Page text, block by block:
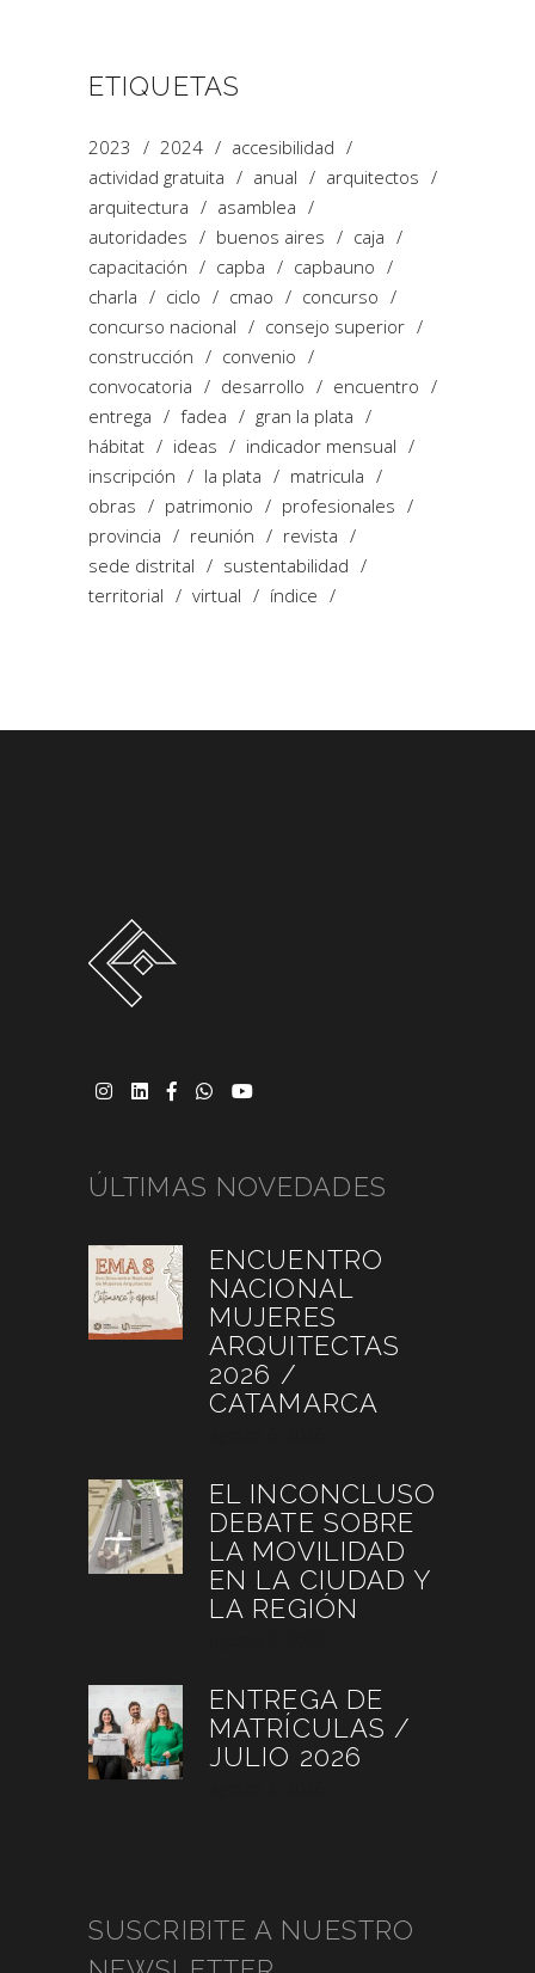
ETIQUETAS
2023 2024
accesibilidad
actividad gratuita
anual
arquitectos
arquitectura
asamblea
autoridades
buenos aires
caja
capacitación
capba
capbauno
charla
ciclo cmao
concurso
concurso nacional
consejo superior
construcción
convenio
convocatoria
desarrollo
encuentro
entrega
fadea
gran la plata
hábitat
ideas
indicador mensual
inscripción
la plata
matricula
obras
patrimonio
profesionales
provincia
reunión
revista
sede distrital
sustentabilidad
territorial
virtual índice
ÚLTIMAS NOVEDADES
ENCUENTRO
NACIONAL
MUJERES
ARQUITECTAS
2026 /
CATAMARCA
EL INCONCLUSO
DEBATE SOBRE
LA MOVILIDAD
EN LA CIUDAD Y
LA REGIÓN
ENTREGA DE
MATRÍCULAS /
JULIO 2026
SUSCRIBITE A NUESTRO